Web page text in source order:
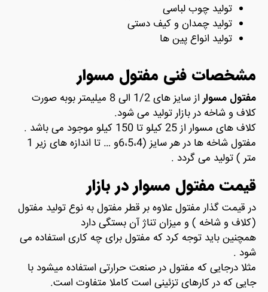
تولید چوب لباسی
تولید چمدان و کیف دستی
تولید انواع پین ها
مشخصات فنی مفتول مسوار
مفتول مسوار
از سایز های 1/2 الی 8 میلیمتر بوبه صورت
کلاف و شاخه در بازار تولید می شود.
کلاف های مسوار از 25 کیلو تا 150 کیلو موجود می باشد .
مفتول شاخه ها در هر سایز (6،5،4و … تا اندازه های زیر 1
متر ) تولید می گردد .
قیمت مفتول مسوار در بازار
در قیمت گذار مفتول علاوه بر قطر مفتول به نوع تولید مفتول
(کلاف و شاخه ) و میزان تناژ آن بستگی دارد
همچنین باید توجه کرد که مفتول برای چه کاری استفاده می
شود .
مثلا درجایی که مفتول در صنعت حرارتی استفاده میشود با
جایی که در کارهای تزئینی است کاملا متفاوت است.